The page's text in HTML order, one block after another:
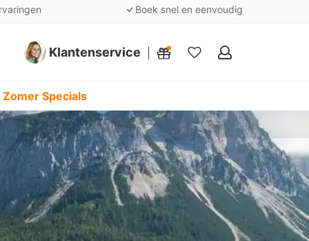
Boek snel en eenvoudig
Klantenservice
Mijn
Specials